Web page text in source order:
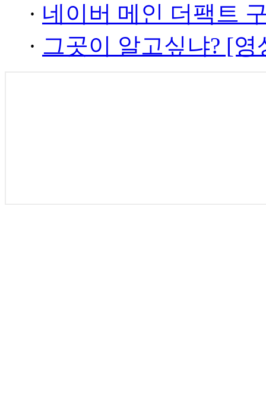
· 네이버 메인 더팩트
· 그곳이 알고싶냐? [